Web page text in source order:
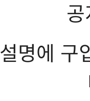
명에 구